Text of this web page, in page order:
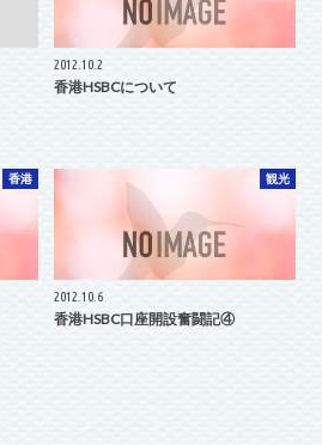
2012.10.2
香港HSBCについて
香港 観光
2012.10.6
香港HSBC口座開設奮闘記④